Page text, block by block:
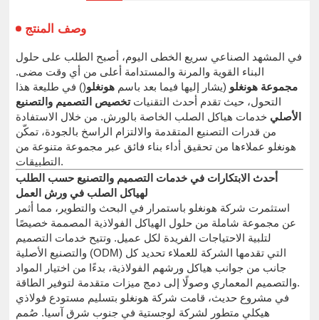
وصف المنتج
في المشهد الصناعي سريع الخطى اليوم، أصبح الطلب على حلول
البناء القوية والمرنة والمستدامة أعلى من أي وقت مضى.
مجموعة هونغلو (يشار إليها فيما بعد باسم هونغلو() في طليعة هذا
التحول، حيث تقدم أحدث التقنياتتخصيص التصميم والتصنيع
الأصلي خدمات هياكل الصلب الخاصة بالورش. من خلال الاستفادة
من قدرات التصنيع المتقدمة والالتزام الراسخ بالجودة، تمكّن
هونغلو عملاءها من تحقيق أداء بناء فائق عبر مجموعة متنوعة من
التطبيقات.
أحدث الابتكارات في خدمات التصميم والتصنيع حسب الطلب
لهياكل الصلب في ورش العمل
استثمرت شركة هونغلو باستمرار في البحث والتطوير، مما أثمر
عن مجموعة شاملة من حلول الهياكل الفولاذية المصممة خصيصًا
لتلبية الاحتياجات الفريدة لكل عميل. وتتيح خدمات التصميم
والتصنيع الأصلية (ODM) التي تقدمها الشركة للعملاء تحديد كل
جانب من جوانب هياكل ورشهم الفولاذية، بدءًا من اختيار المواد
والتصميم المعماري وصولًا إلى دمج ميزات متقدمة لتوفير الطاقة.
في مشروع حديث، قامت شركة هونغلو بتسليم مستودع فولاذي
هيكلي متطور لشركة لوجستية في جنوب شرق آسيا. صُمم